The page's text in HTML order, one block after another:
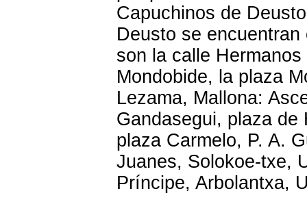
Capuchinos de
Deusto se
son la calle
Mondobide, la plaza
Lezama, Mallona:
Gandasegui, plaza
plaza Carmelo, P. A.
Juanes, Solokoe-txe,
Príncipe, Arbolantxa,